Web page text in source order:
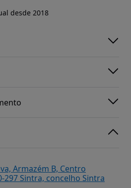
desde 2018
Armazém B, Centro
297 Sintra, concelho Sintra